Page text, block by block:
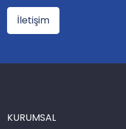
İletişim
KURUMSAL